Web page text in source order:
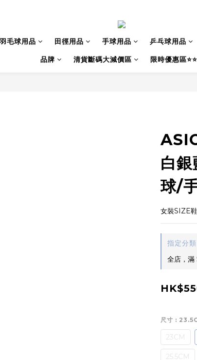
羽毛球用品 田徑用品 手球用品 乒乓球用品
品牌 清貨斷碼大減價區 限時優惠區
白
球/
女裝SIZE
指定分
全店，滿
尺寸 :
23CM
25.5CM